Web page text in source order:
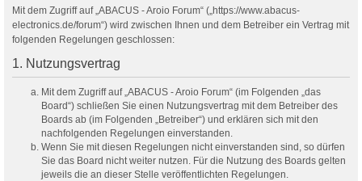
Mit dem Zugriff auf „ABACUS - Aroio Forum“ („https://www.abacus-
electronics.de/forum“) wird zwischen Ihnen und dem Betreiber ein Vertrag mit
folgenden Regelungen geschlossen:
1. Nutzungsvertrag
Mit dem Zugriff auf „ABACUS - Aroio Forum“ (im Folgenden „das
Board“) schließen Sie einen Nutzungsvertrag mit dem Betreiber des
Boards ab (im Folgenden „Betreiber“) und erklären sich mit den
nachfolgenden Regelungen einverstanden.
Wenn Sie mit diesen Regelungen nicht einverstanden sind, so dürfen
Sie das Board nicht weiter nutzen. Für die Nutzung des Boards gelten
jeweils die an dieser Stelle veröffentlichten Regelungen.